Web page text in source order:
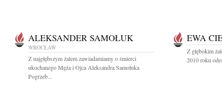
ALEKSANDER SAMOŁUK
WROCŁAW
Z najgłębszym żalem zawiadamiamy o śmierci
ukochanego Męża i Ojca Aleksandra Samołuka
Pogrzeb...
EWA
Z głębokim
2010 roku